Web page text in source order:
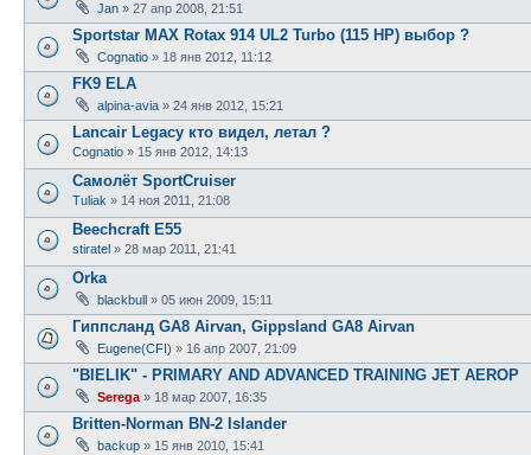
Jan » 27 апр 2008, 21:51
Sportstar MAX Rotax 914 UL2 Turbo (115 HP) выбор ?
Cognatio » 18 янв 2012, 11:12
FK9 ELA
alpina-avia » 24 янв 2012, 15:21
Lancair Legacy кто видел, летал ?
Cognatio » 15 янв 2012, 14:13
Самолёт SportCruiser
Tuliak » 14 ноя 2011, 21:08
Beechcraft E55
stiratel » 28 мар 2011, 21:41
Orka
blackbull » 05 июн 2009, 15:11
Гиппсланд GA8 Airvan, Gippsland GA8 Airvan
Eugene(CFI) » 16 апр 2007, 21:09
"BIELIK" - PRIMARY AND ADVANCED TRAINING JET AEROP
Serega » 18 мар 2007, 16:35
Britten-Norman BN-2 Islander
backup » 15 янв 2010, 15:41